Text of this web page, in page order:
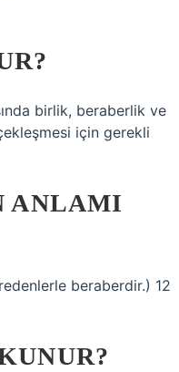
birlik, beraberlik ve
için gerekli
ANLAMI
beraberdir.) 12